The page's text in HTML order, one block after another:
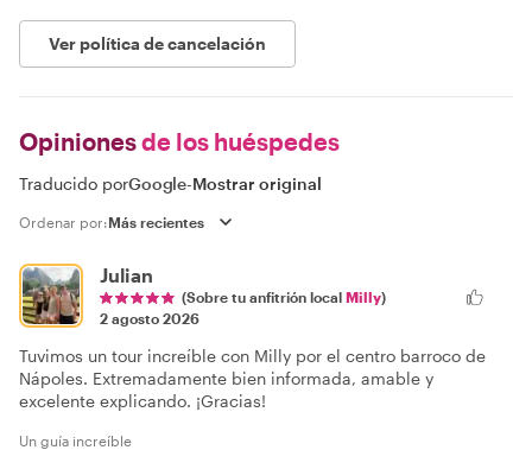
Ver política de cancelación
Opinionesde los huéspedes
Traducido porGoogle-Mostrar original
Ordenar por:
Julian
(Sobre tu anfitrión local Milly)
2 agosto 2026
Tuvimos un tour increíble con Milly por el centro barroco de
Nápoles. Extremadamente bien informada, amable y
excelente explicando. ¡Gracias!
Un guía increíble